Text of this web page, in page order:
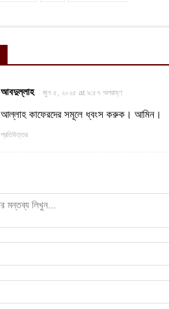
আবদুল্লাহ জুন ৫, ২০২৫ at ৯:৫৭ অপরাহ্ণ
আল্লাহ কাফেরদের সমূলে ধ্বংস করুক। আমিন।
প্রতিউত্তর